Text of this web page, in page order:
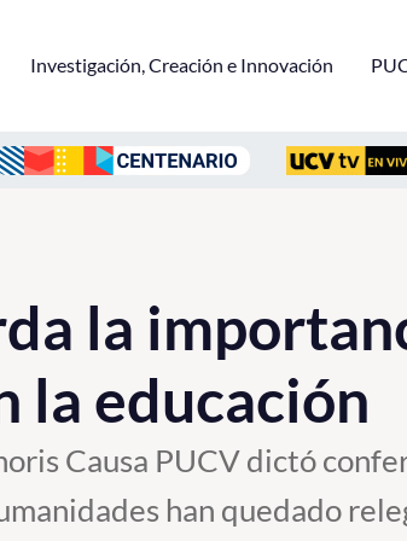
Investigación, Creación e Innovación
la
la educación
Causa PUCV dictó
han quedado